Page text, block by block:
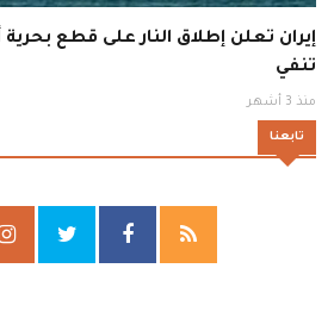
إيران تعلن إطلاق النار على قطع
تنفي
منذ 3 أشهر
تابعنا